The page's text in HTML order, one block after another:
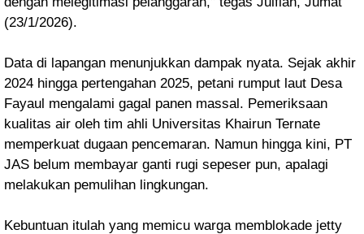
(23/1/2026).
Data di lapangan menunjukkan dampak nyata. Sejak akhir
2024 hingga pertengahan 2025, petani rumput laut Desa
Fayaul mengalami gagal panen massal. Pemeriksaan
kualitas air oleh tim ahli Universitas Khairun Ternate
memperkuat dugaan pencemaran. Namun hingga kini, PT
JAS belum membayar ganti rugi sepeser pun, apalagi
melakukan pemulihan lingkungan.
Kebuntuan itulah yang memicu warga memblokade jetty